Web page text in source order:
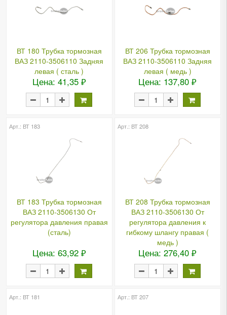
ВТ 180 Трубка тормозная
ВАЗ 2110-3506110 Задняя
левая ( сталь )
Цена: 41,35 ₽
ВТ 206 Трубка тормозная
ВАЗ 2110-3506110 Задняя
левая ( медь )
Цена: 137,80 ₽
Арт.: ВТ 183
ВТ 183 Трубка тормозная
ВАЗ 2110-3506130 От
регулятора давления правая
(сталь)
Цена: 63,92 ₽
Арт.: ВТ 208
ВТ 208 Трубка тормозная
ВАЗ 2110-3506130 От
регулятора давления к
гибкому шлангу правая (
медь )
Цена: 276,40 ₽
Арт.: ВТ 181 Арт.: ВТ 207